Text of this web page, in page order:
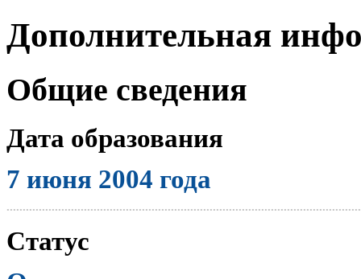
Дополнительная
Общие сведения
Дата образования
7 июня 2004 года
Статус